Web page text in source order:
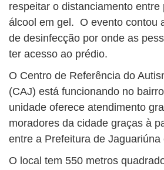
respeitar o distanciamento entre
álcool em gel. O evento contou
de desinfecção por onde as
ter acesso ao prédio.
O Centro de Referência do
(CAJ) está funcionando no
unidade oferece atendimento
moradores da cidade graças à
entre a Prefeitura de Jaguariúna
O local tem 550 metros